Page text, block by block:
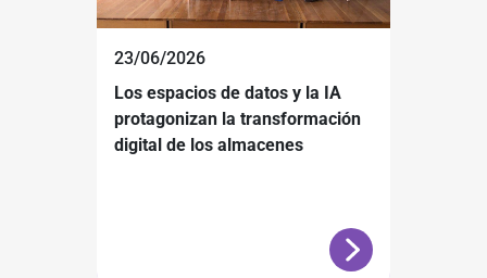
23/06/2026
Los espacios de datos y la IA
protagonizan la transformación
digital de los almacenes